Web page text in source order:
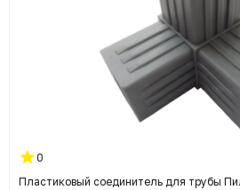
0
Пластиковый соединитель для трубы